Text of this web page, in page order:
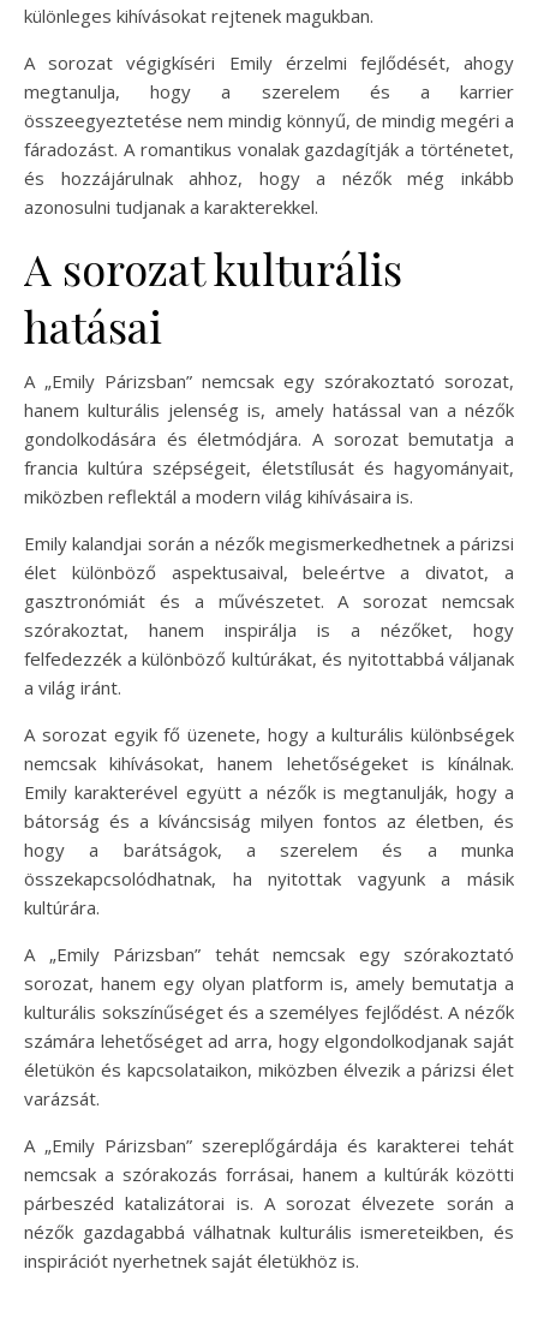
különleges kihívásokat rejtenek magukban.
A sorozat végigkíséri Emily érzelmi fejlődését, ahogy
megtanulja, hogy a szerelem és a karrier
összeegyeztetése nem mindig könnyű, de mindig megéri a
fáradozást. A romantikus vonalak gazdagítják a történetet,
és hozzájárulnak ahhoz, hogy a nézők még inkább
azonosulni tudjanak a karakterekkel.
A sorozat kulturális
hatásai
A „Emily Párizsban” nemcsak egy szórakoztató sorozat,
hanem kulturális jelenség is, amely hatással van a nézők
gondolkodására és életmódjára. A sorozat bemutatja a
francia kultúra szépségeit, életstílusát és hagyományait,
miközben reflektál a modern világ kihívásaira is.
Emily kalandjai során a nézők megismerkedhetnek a párizsi
élet különböző aspektusaival, beleértve a divatot, a
gasztronómiát és a művészetet. A sorozat nemcsak
szórakoztat, hanem inspirálja is a nézőket, hogy
felfedezzék a különböző kultúrákat, és nyitottabbá váljanak
a világ iránt.
A sorozat egyik fő üzenete, hogy a kulturális különbségek
nemcsak kihívásokat, hanem lehetőségeket is kínálnak.
Emily karakterével együtt a nézők is megtanulják, hogy a
bátorság és a kíváncsiság milyen fontos az életben, és
hogy a barátságok, a szerelem és a munka
összekapcsolódhatnak, ha nyitottak vagyunk a másik
kultúrára.
A „Emily Párizsban” tehát nemcsak egy szórakoztató
sorozat, hanem egy olyan platform is, amely bemutatja a
kulturális sokszínűséget és a személyes fejlődést. A nézők
számára lehetőséget ad arra, hogy elgondolkodjanak saját
életükön és kapcsolataikon, miközben élvezik a párizsi élet
varázsát.
A „Emily Párizsban” szereplőgárdája és karakterei tehát
nemcsak a szórakozás forrásai, hanem a kultúrák közötti
párbeszéd katalizátorai is. A sorozat élvezete során a
nézők gazdagabbá válhatnak kulturális ismereteikben, és
inspirációt nyerhetnek saját életükhöz is.